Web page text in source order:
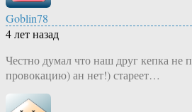
Goblin78
4 лет назад
Честно думал что наш друг кепка не
провокацию) ан нет!) стареет…